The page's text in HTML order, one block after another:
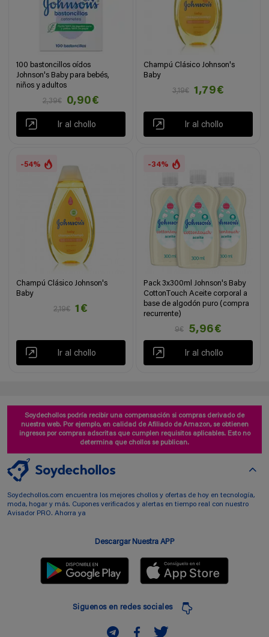
100 bastoncillos oídos
Johnson's Baby para bebés,
niños y adultos
2,39€
0,90€
Ir al chollo
Champú Clásico Johnson's
Baby
3,19€
1,79€
Ir al chollo
-54%
Champú Clásico Johnson's
Baby
2,19€
1€
Ir al chollo
-34%
Pack 3x300ml Johnson's Baby
CottonTouch Aceite corporal a
base de algodón puro (compra
recurrente)
9€
5,96€
Ir al chollo
Soydechollos podría recibir una compensación si compras derivado de
nuestra web. Por ejemplo, en calidad de Afiliado de Amazon, se obtienen
ingresos por compras adscritas que cumplen requisitos aplicables. Esto no
determina que chollos se publican.
Soydechollos.com encuentra los mejores chollos y ofertas de hoy en tecnología,
moda, hogar y más. Cupones verificados y alertas en tiempo real con nuestro
Avisador PRO. Ahorra ya
Descargar Nuestra APP
Siguenos en redes sociales